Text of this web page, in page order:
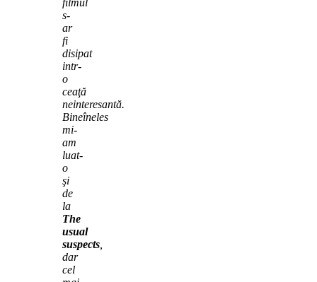
s-
ar
fi
disipat
intr-
o
ceaţă
neinteresantă.
Bineîneles
mi-
am
luat-
o
şi
de
la
The
usual
suspects
dar
cel